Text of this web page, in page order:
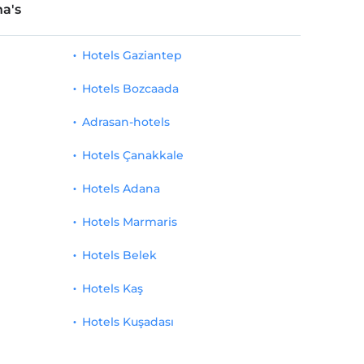
Hotels Gaziantep
Hotels Bozcaada
Adrasan-hotels
Hotels Çanakkale
Hotels Adana
Hotels Marmaris
Hotels Belek
Hotels Kaş
Hotels Kuşadası